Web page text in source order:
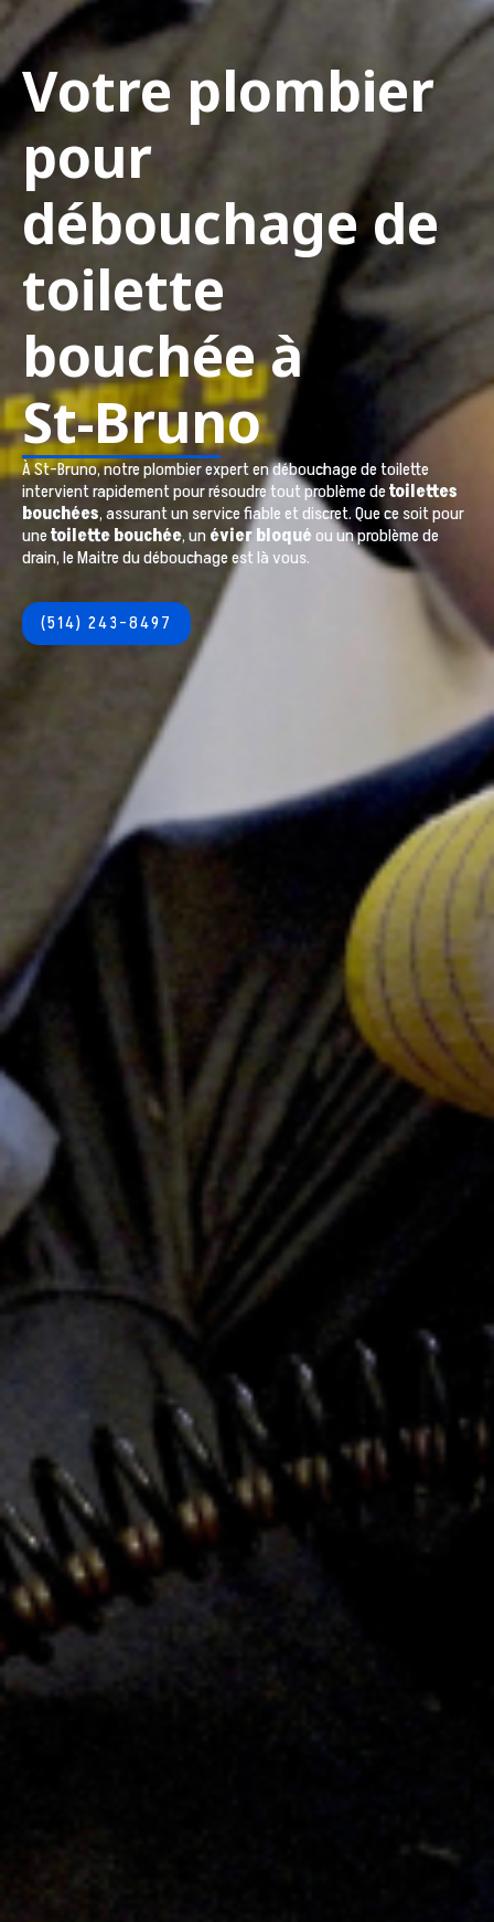
Votre plombier
pour
débouchage de
toilette
bouchée à
St-Bruno
ÀSt-Bruno, notre plombier expert en débouchage de toilette
intervient rapidement pour résoudre tout problème detoilettes
bouchées, assurant un service fiable et discret. Que ce soit pour
unetoilette bouchée, unévier bloquéou un problème de
drain, le Maitre du débouchage est là vous.
(514) 243-8497